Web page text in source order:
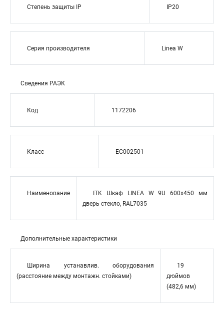
Степень защиты IP IP20
Серия производителя Linea W
Сведения РАЭК
Код 1172206
Класс EC002501
Наименование
ITK Шкаф LINEA W 9U 600x450 мм
дверь стекло, RAL7035
Дополнительные характеристики
Ширина устанавлив. оборудования
(расстояние между монтажн. стойками)
19
дюймов
(482,6 мм)